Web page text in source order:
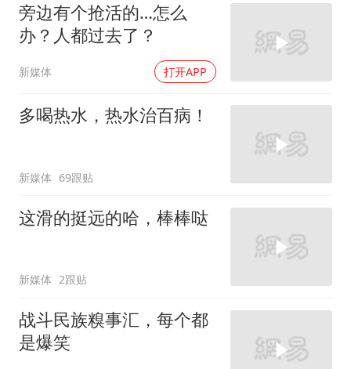
旁边有个抢活的…怎么
办？人都过去了？
新媒体 打开APP
多喝热水，热水治百病！
新媒体 69跟贴
这滑的挺远的哈，棒棒哒
新媒体 2跟贴
战斗民族糗事汇，每个都
是爆笑